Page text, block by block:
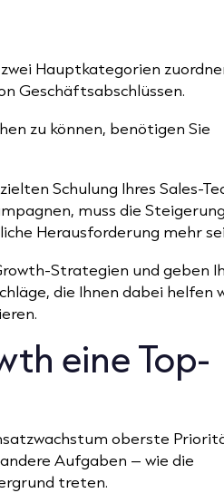
Hauptkategorien
Geschäftsabschlüssen.
zu können, benötigen Sie
Schulung Ihres Sales-
muss die
Herausforderung mehr
Strategien und geben
die Ihnen dabei helfen
eine Top-
oberste
Aufgaben – wie die
treten.